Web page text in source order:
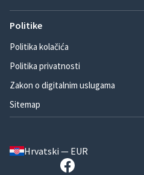
Politike
Politika kolačića
Politika privatnosti
Zakon o digitalnim uslugama
Sitemap
Hrvatski — EUR